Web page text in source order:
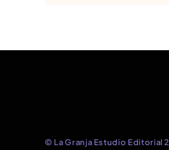
© La Granja Estudio Editorial